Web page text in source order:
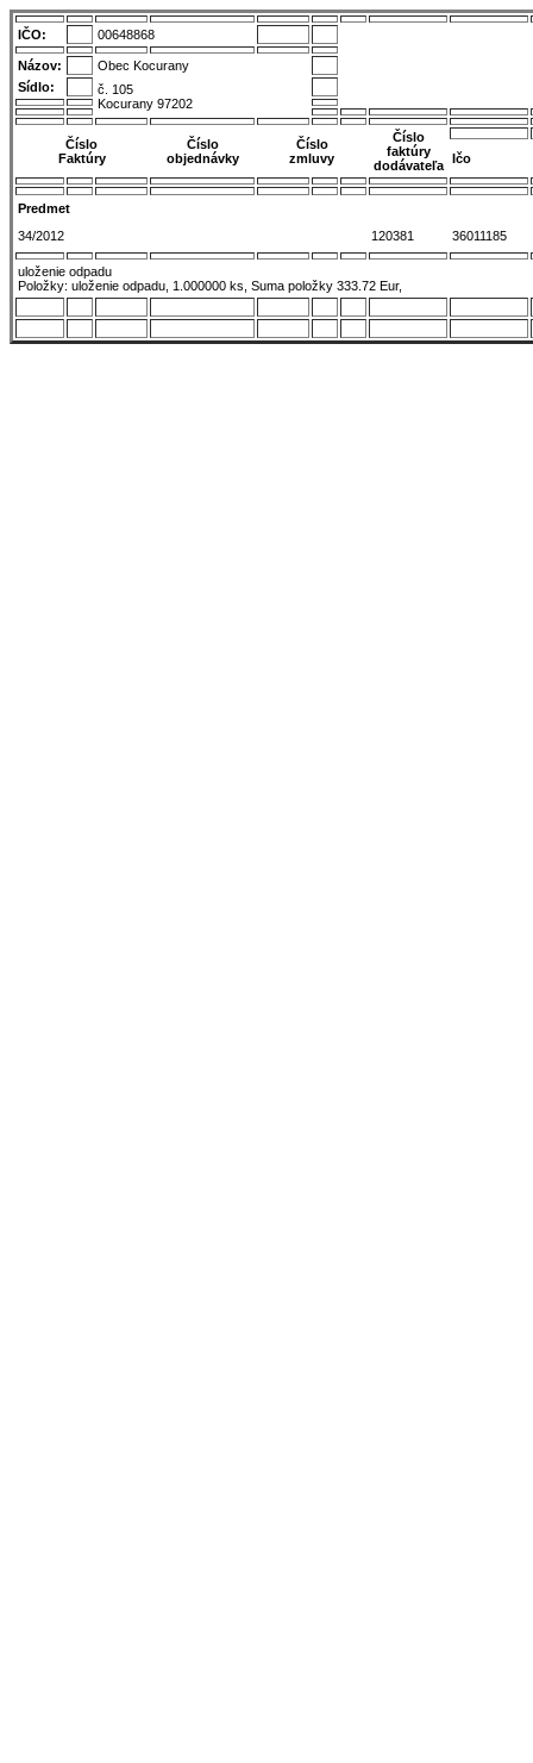
IČO: 00648868
Názov:
Obec Kocurany
Sídlo:
č. 105
Kocurany 97202
Číslo
Faktúry
Číslo
objednávky
Číslo
zmluvy
Číslo
faktúry
dodávateľa
Ičo
Predmet
34/2012
120381 36011185
uloženie odpadu
Položky: uloženie odpadu, 1.000000 ks, Suma položky 333.72 Eur,